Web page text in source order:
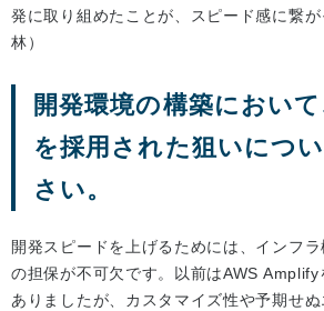
発に取り組めたことが、スピード感に繋
林）
開発環境の構築におい
を採用された狙いにつ
さい。
開発スピードを上げるためには、インフ
の担保が不可欠です。以前はAWS Amplify
ありましたが、カスタマイズ性や予期せ